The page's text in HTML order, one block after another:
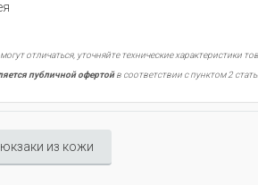
отличаться, уточняйте технические характеристики
публичной офертойв соответствии с пунктом 2
из кожи